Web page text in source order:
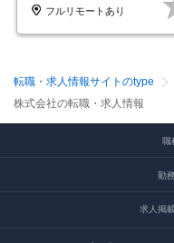
フルリモートあり
転職・求人情報サイトのtype
株式会社の転職・求人情報
職
勤
求人掲